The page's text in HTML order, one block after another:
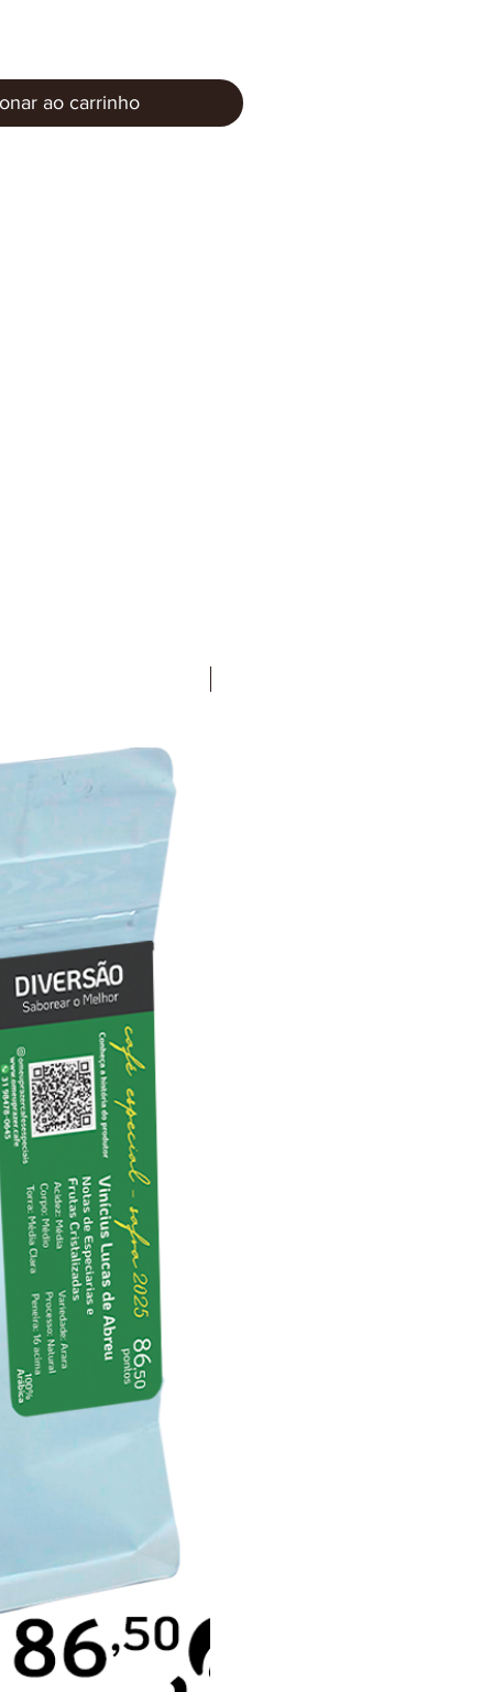
ao carrinho